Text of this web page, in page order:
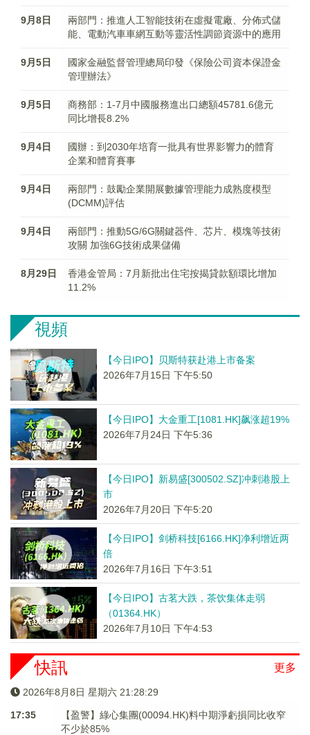
9月8日
兩部門：推進人工智能技術在虛擬電廠、分佈式儲
能、電動汽車車網互動等靈活性調節資源中的應用
9月5日
國家金融監督管理總局印發《保險公司資本保證金
管理辦法》
9月5日
商務部：1-7月中國服務進出口總額45781.6億元
同比增長8.2%
9月4日
國辦：到2030年培育一批具有世界影響力的體育
企業和體育賽事
9月4日
兩部門：鼓勵企業開展數據管理能力成熟度模型
(DCMM)評估
9月4日
兩部門：推動5G/6G關鍵器件、芯片、模塊等技術
攻關 加強6G技術成果儲備
8月29日
香港金管局：7月新批出住宅按揭貸款額環比增加
11.2%
視頻
【今日IPO】贝斯特获赴港上市备案
2026年7月15日 下午5:50
【今日IPO】大金重工[1081.HK]飙涨超19%
2026年7月24日 下午5:36
【今日IPO】新易盛[300502.SZ]冲刺港股上
市
2026年7月20日 下午5:20
【今日IPO】剑桥科技[6166.HK]净利增近两
倍
2026年7月16日 下午3:51
【今日IPO】古茗大跌，茶饮集体走弱
（01364.HK）
2026年7月10日 下午4:53
更多
快訊
2026年8月8日 星期六 21:28:30
17:35
【盈警】綠心集團(00094.HK)料中期淨虧損同比收窄
不少於85%